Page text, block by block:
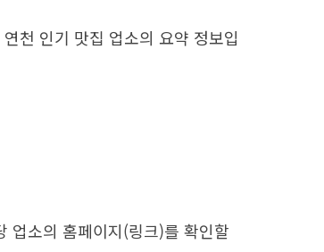
천 인기 맛집 업소의 요약 정보입
업소의 홈페이지(링크)를 확인할